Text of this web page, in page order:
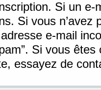
Si un
Si vous n’avez
e-mail
Si vous
essayez de